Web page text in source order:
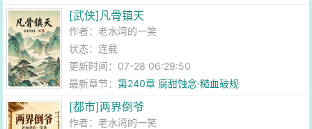
[武侠]凡骨镇天
作者：老水湾的一笑
状态：连载
更新时间：07-28 06:29:50
最新章节：第240章 腐甜蚀念·糙血破规
[都市]两界倒爷
作者：老水湾的一笑